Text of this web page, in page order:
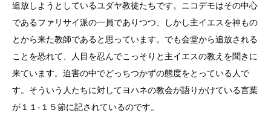
追放しようとしているユダヤ教徒たちです。ニコデモはその中心
であるファリサイ派の一員でありつつ、しかし主イエスを神もの
とから来た教師であると思っています。でも会堂から追放される
ことを恐れて、人目を忍んでこっそりと主イエスの教えを聞きに
来ています。迫害の中でどっちつかずの態度をとっている人で
す。そういう人たちに対してヨハネの教会が語りかけている言葉
が１１-１５節に記されているのです。